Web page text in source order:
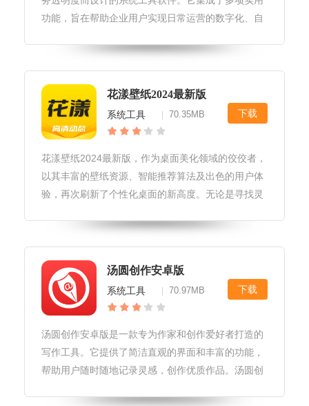
功能，旨在帮助企业用户实现日常运营的数字化、自
app免费软件优势1.全面集成管理：华利实业app免费
集成了财务管理、库存管
花漾壁纸2024最新版
系统工具 70.35MB 下载
花漾壁纸2024最新版，作为桌面美化领域的佼佼者，
以其丰富的壁纸资源、智能推荐算法及出色的用户体
验，再次刷新了个性化桌面的新高度。无论是寻找灵
花漾壁纸中找到心仪的壁纸，让每一次开机都成为一
场视觉盛宴。花漾壁纸202
汤圆创作安卓版
系统工具 70.97MB 下载
汤圆创作安卓版是一款专为作家和创作爱好者打造的
写作工具。它提供了简洁直观的界面和丰富的功能，
帮助用户随时随地记录灵感，创作优质作品。汤圆创